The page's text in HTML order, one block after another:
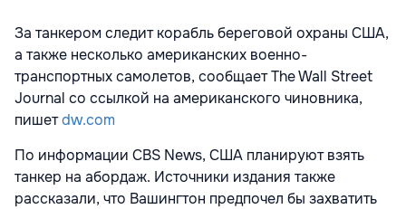
За танкером следит корабль береговой охраны США,
а также несколько американских военно-
транспортных самолетов, сообщает The Wall Street
Journal со ссылкой на американского чиновника,
пишетdw.com
По информации CBS News, США планируют взять
танкер на абордаж. Источники издания также
рассказали, что Вашингтон предпочел бы захватить